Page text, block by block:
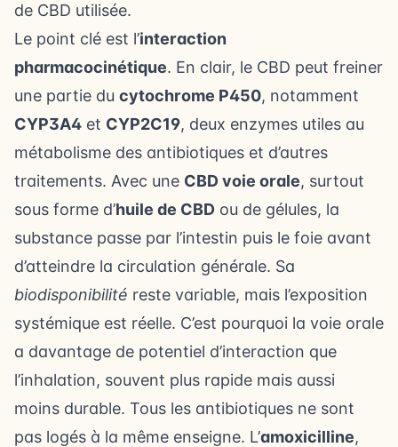
de CBD utilisée.
Le point clé est l’interaction
pharmacocinétique. En clair, le CBD peut freiner
une partie du cytochrome P450, notamment
CYP3A4 et CYP2C19, deux enzymes utiles au
métabolisme des antibiotiques et d’autres
traitements. Avec une CBD voie orale, surtout
sous forme d’huile de CBD ou de gélules, la
substance passe par l’intestin puis le foie avant
d’atteindre la circulation générale. Sa
biodisponibilité reste variable, mais l’exposition
systémique est réelle. C’est pourquoi la voie orale
a davantage de potentiel d’interaction que
l’inhalation, souvent plus rapide mais aussi
moins durable. Tous les antibiotiques ne sont
pas logés à la même enseigne. L’amoxicilline,